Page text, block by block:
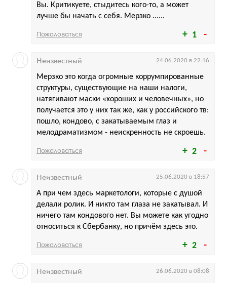
1
Вы. Критикуете, стыдитесь кого-то, а может
лучше бы начать с себя. Мерзко ......
Пожаловаться
2
Мерзко это когда огромные коррумпированные
структуры, существующие на наши налоги,
натягивают маски «хороших и человечных», но
получается это у них так же, как у российского тв:
пошло, кондово, с закатываемым глаз и
мелодраматизмом - неискренность не скроешь.
Неизвестный 24.06.2020 в 22:16
Пожаловаться
2
А при чем здесь маркетологи, которые с душой
делали ролик. И никто там глаза не закатывал. И
ничего там кондового нет. Вы можете как угодно
относиться к Сбербанку, но причём здесь это.
Неизвестный 25.06.2020 в 18:57
Пожаловаться
Неизвестный 26.06.2020 в 08:08